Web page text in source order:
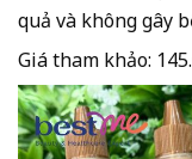
quả và không gây
Giá tham khảo: